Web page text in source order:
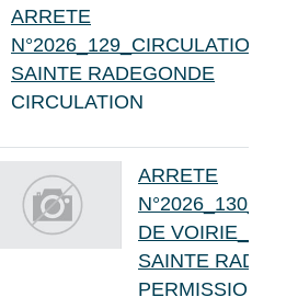
ARRETE
SAINTE RADEGONDE
CIRCULATION
ARRETE
DE
SAINTE
PERMISSION